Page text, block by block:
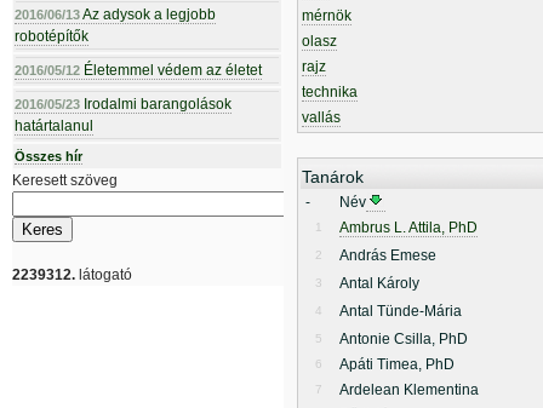
2016/06/13Az adysok a legjobb
robotépítők
2016/05/12 Életemmel védem az életet
2016/05/23 Irodalmi barangolások
határtalanul
Összes hír
Keresett szöveg
2239312. látogató
mérnök
olasz
rajz
technika
vallás
Tanárok
- Név
1 Ambrus L. Attila, PhD
2 András Emese
3 Antal Károly
4 Antal Tünde-Mária
5 Antonie Csilla, PhD
6 Apáti Timea, PhD
7 Ardelean Klementina